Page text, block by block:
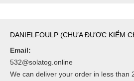
DANIELFOULP (CHƯA ĐƯỢC KIỂM
Email:
532@solatog.online
We can deliver your order in less than